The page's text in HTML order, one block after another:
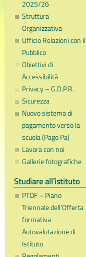
2025/26
Struttura
Organizzativa
Ufficio Relazioni con il
Pubblico
Obiettivi di
Accessibilità
Privacy – G.D.P.R.
Sicurezza
Nuovo sistema di
pagamento verso la
scuola (Pago Pa)
Lavora con noi
Gallerie fotografiche
Studiare all’istituto
PTOF – Piano
Triennale dell’Offerta
formativa
Autovalutazione di
Istituto